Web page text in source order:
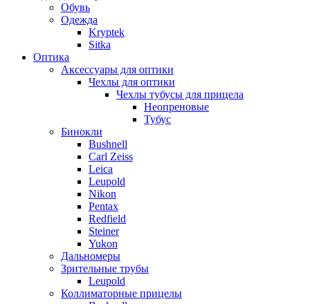
Обувь
Одежда
Kryptek
Sitka
Оптика
Аксессуары для оптики
Чехлы для оптики
Чехлы тубусы для прицела
Неопреновые
Тубус
Бинокли
Bushnell
Carl Zeiss
Leica
Leupold
Nikon
Pentax
Redfield
Steiner
Yukon
Дальномеры
Зрительные трубы
Leupold
Коллиматорные прицелы